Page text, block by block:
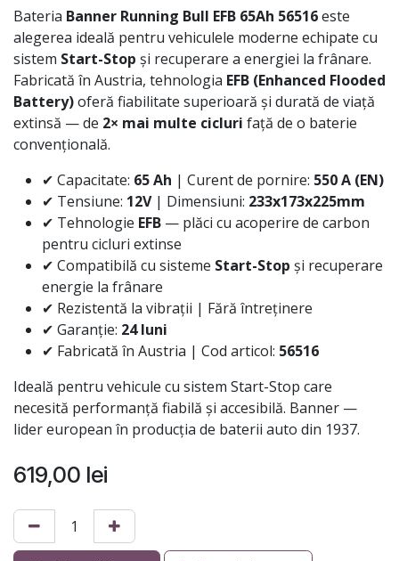
Bateria Banner Running Bull EFB 65Ah 56516este
alegerea ideală pentru vehiculele moderne echipate cu
sistem Start-Stop și recuperare a energiei la frânare.
Fabricată în Austria, tehnologia EFB (Enhanced Flooded
Battery)oferă fiabilitate superioară și durată de viață
extinsă — de 2× mai multe cicluri față de o baterie
convențională.
✔ Capacitate: 65 Ah | Curent de pornire: 550 A (EN)
✔ Tensiune: 12V| Dimensiuni: 233x173x225mm
✔ Tehnologie EFB — plăci cu acoperire de carbon
pentru cicluri extinse
✔ Compatibilă cu sisteme Start-Stop și recuperare
energie la frânare
✔ Rezistentă la vibrații | Fără întreținere
✔ Garanție: 24 luni
✔ Fabricată în Austria | Cod articol: 56516
Ideală pentru vehicule cu sistem Start-Stop care
necesită performanță fiabilă și accesibilă. Banner —
lider european în producția de baterii auto din 1937.
619,00 lei